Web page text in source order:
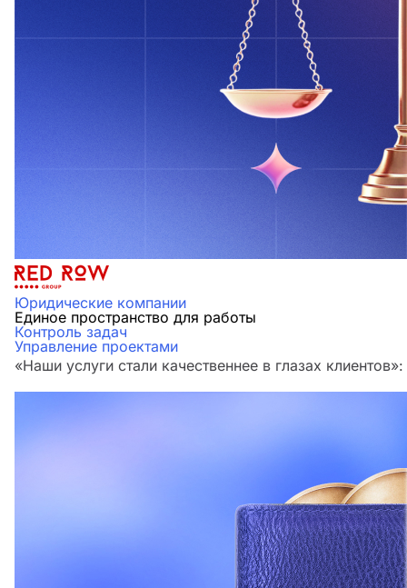
Юридические компании
Единое пространство для работы
Контроль задач
Управление проектами
«Наши услуги стали качественнее в глазах